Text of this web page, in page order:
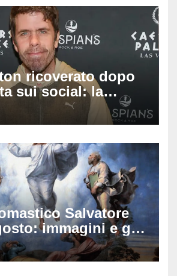
ricoverato dopo
sui social: la
il silenzio
condizioni
Salvatore
immagini e gif
condividere